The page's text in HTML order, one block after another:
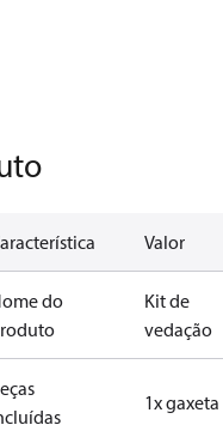
Valor
do
Kit de
vedação
1x gaxeta